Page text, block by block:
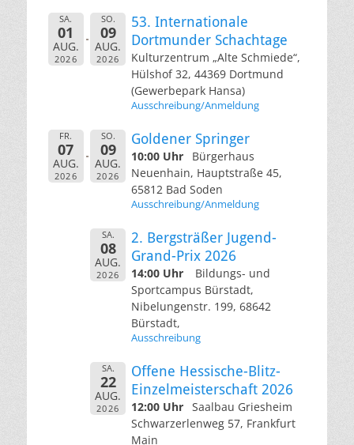
SA.
01
AUG.
2026
SO.
09
AUG.
2026
53. Internationale
Dortmunder Schachtage
Kulturzentrum „Alte Schmiede“,
Hülshof 32, 44369 Dortmund
(Gewerbepark Hansa)
Ausschreibung/Anmeldung
FR.
07
AUG.
2026
SO.
09
AUG.
2026
Goldener Springer
10:00 Uhr
Bürgerhaus
Neuenhain, Hauptstraße 45,
65812 Bad Soden
Ausschreibung/Anmeldung
SA.
08
AUG.
2026
2. Bergsträßer Jugend-
Grand-Prix 2026
14:00 Uhr
Bildungs- und
Sportcampus Bürstadt,
Nibelungenstr. 199, 68642
Bürstadt,
Ausschreibung
SA.
22
AUG.
2026
Offene Hessische-Blitz-
Einzelmeisterschaft 2026
12:00 Uhr Saalbau Griesheim
Schwarzerlenweg 57, Frankfurt
Main